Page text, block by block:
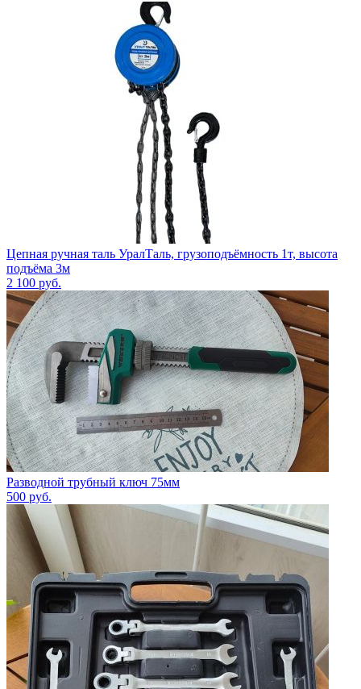
Цепная ручная таль УралТаль, грузоподъёмность 1т, высота
подъёма 3м
2 100 руб.
Разводной трубный ключ 75мм
500 руб.